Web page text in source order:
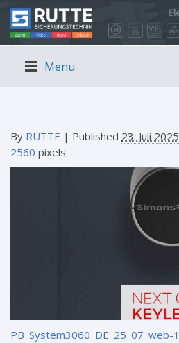
Menu
By RUTTE | Published 23. Juli 2025
2560 pixels
PB_System3060_DE_25_07_web-1